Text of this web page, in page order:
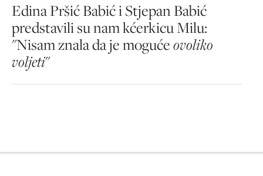
Edina Pršić Babić i Stjepan Babić
predstavili su nam kćerkicu Milu:
"Nisam znala da je mogućeovoliko
voljeti"